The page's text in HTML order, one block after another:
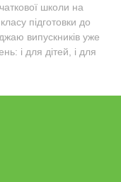
школи на
підготовки до
випускників уже
і для дітей, і для